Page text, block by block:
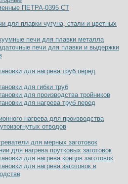
ПЕТРА-0395 СТ
для плавки чугуна, стали и цветных
печи для плавки металла
печи для плавки и выдержки
для нагрева труб перед
для гибки труб
для производства тройников
для нагрева труб перед
нагрева для производства
отводов
для мерных заготовок
для нагрева прутковых заготовок
для нагрева концов заготовок
для нагрева заготовок в